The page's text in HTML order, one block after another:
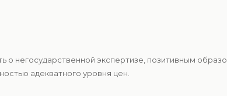
негосударственной экспертизе, позитивным
адекватного уровня цен.